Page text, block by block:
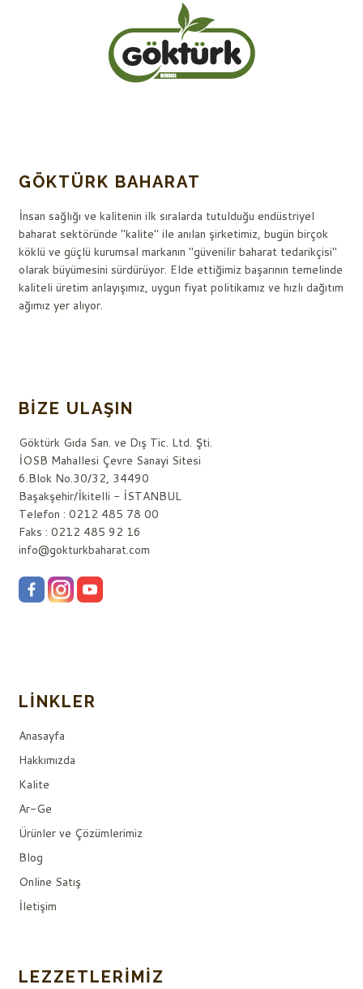
GÖKTÜRK BAHARAT
İnsan sağlığı ve kalitenin ilk sıralarda tutulduğu endüstriyel
baharat sektöründe "kalite" ile anılan şirketimiz, bugün birçok
köklü ve güçlü kurumsal markanın "güvenilir baharat tedarikçisi"
olarak büyümesini sürdürüyor. Elde ettiğimiz başarının temelinde
kaliteli üretim anlayışımız, uygun fiyat politikamız ve hızlı dağıtım
ağımız yer alıyor.
BIZE ULAŞIN
Göktürk Gıda San. ve Dış Tic. Ltd. Şti.
İOSB Mahallesi Çevre Sanayi Sitesi
6.Blok No.30/32, 34490
Başakşehir/İkitelli - İSTANBUL
Telefon : 0212 485 78 00
Faks : 0212 485 92 16
info@gokturkbaharat.com
LINKLER
Anasayfa
Hakkımızda
Kalite
Ar-Ge
Ürünler ve Çözümlerimiz
Blog
Online Satış
İletişim
LEZZETLERIMIZ